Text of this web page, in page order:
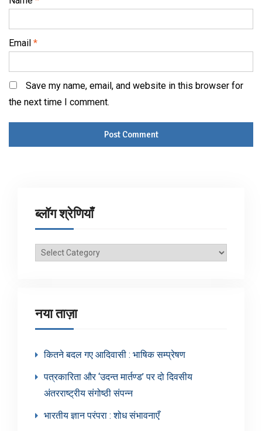
Email *
Save my name, email, and website in this browser for
the next time I comment.
ब्लॉग श्रेणियाँ
ब्लॉग
नया ताज़ा
कितने बदल गए आदिवासी : भाषिक सम्प्रेषण
पत्रकारिता और ‘उदन्त मार्तण्ड’ पर दो दिवसीय
अंतरराष्ट्रीय संगोष्ठी संपन्न
भारतीय ज्ञान परंपरा : शोध संभावनाएँ